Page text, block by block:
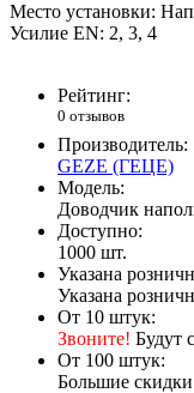
Место установки:
Усилие EN: 2, 3, 4
Рейтинг:
0 отзывов
Производитель:
GEZE (ГЕЦЕ)
Модель:
Доводчик
Доступно:
1000 шт.
Указана
Указана
От 10 штук:
Звоните! Будут
От 100 штук:
Большие